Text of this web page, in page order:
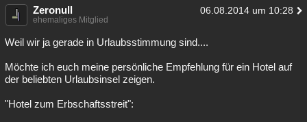
Zeronull 06.08.2014 um 10:28
ehemaliges Mitglied
Weil wir ja gerade in Urlaubsstimmung sind....
Möchte ich euch meine persönliche Empfehlung für ein Hotel auf
der beliebten Urlaubsinsel zeigen.
"Hotel zum Erbschaftsstreit":